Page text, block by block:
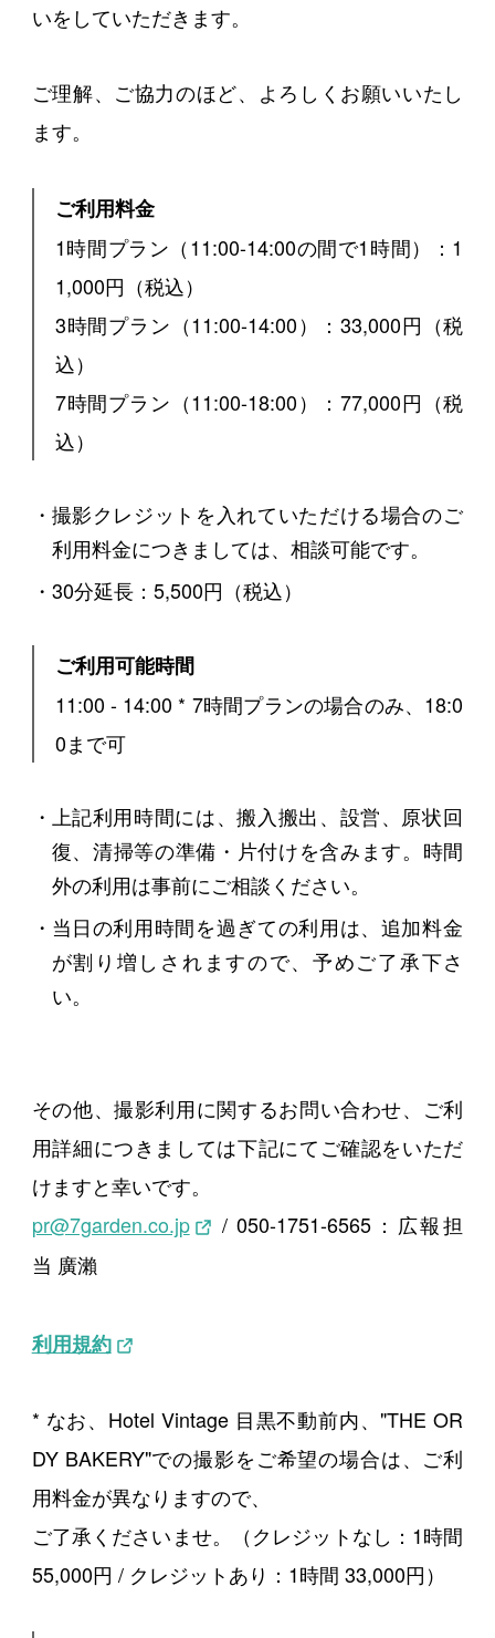
いをしていただきます。
ご理解、ご協力のほど、よろしくお願いいたし
ます。
ご利用料金
1時間プラン（11:00-14:00の間で1時間）：1
1,000円（税込）
3時間プラン（11:00-14:00）：33,000円（税
込）
7時間プラン（11:00-18:00）：77,000円（税
込）
撮影クレジットを入れていただける場合のご
利用料金につきましては、相談可能です。
30分延長：5,500円（税込）
ご利用可能時間
11:00 - 14:00 * 7時間プランの場合のみ、18:0
0まで可
上記利用時間には、搬入搬出、設営、原状回
復、清掃等の準備・片付けを含みます。時間
外の利用は事前にご相談ください。
当日の利用時間を過ぎての利用は、追加料金
が割り増しされますので、予めご了承下さ
い。
その他、撮影利用に関するお問い合わせ、ご利
用詳細につきましては下記にてご確認をいただ
けますと幸いです。
pr@7garden.co.jp
/ 050-1751-6565：広報担
当 廣瀨
利用規約
* なお、Hotel Vintage 目黒不動前内、"THE OR
DY BAKERY"での撮影をご希望の場合は、ご利
用料金が異なりますので、
ご了承くださいませ。（クレジットなし：1時間
55,000円 / クレジットあり：1時間 33,000円）